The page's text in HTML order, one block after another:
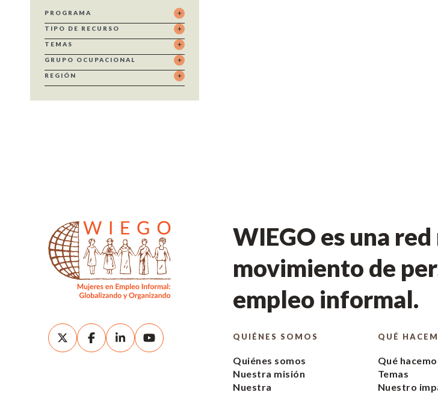
PROGRAMA
TIPO DE RECURSO
TEMAS
GRUPO OCUPACIONAL
REGIÓN
WIEGO es una
movimiento de
empleo informal.
QUIÉNES SOMOS
Quiénes somos
Nuestra misión
Nuestra
QUÉ
Qué
Temas
Nuestro